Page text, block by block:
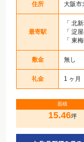
住所 大阪市
最寄駅
「 北
「 淀
「 東梅
敷金 無し
礼金 1 ヶ月
面積
15.46坪